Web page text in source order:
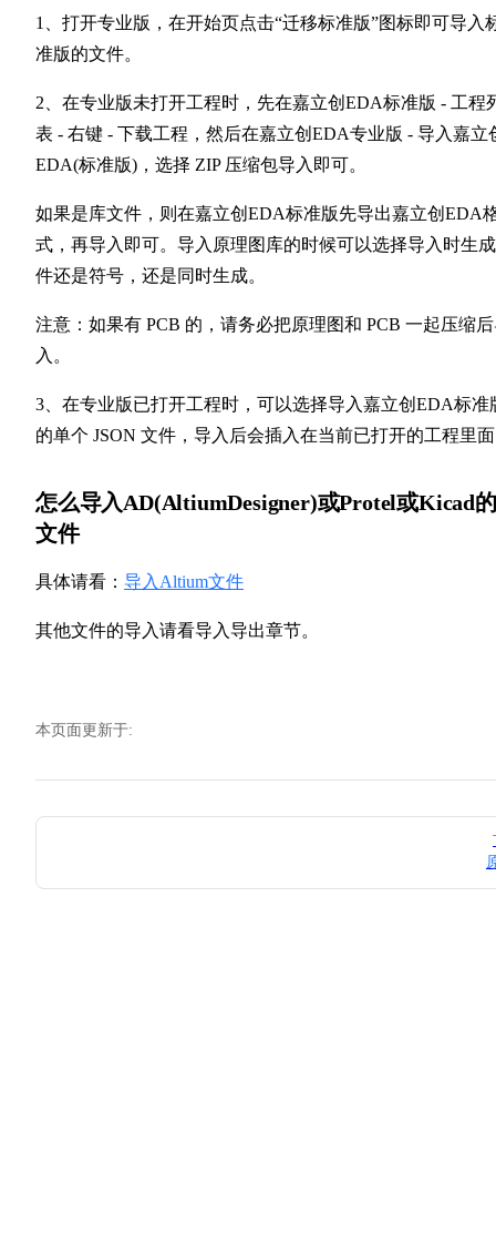
1、打开专业版，在开始页点击“迁移标准版”图标即可导入
准版的文件。
2、在专业版未打开工程时，先在嘉立创EDA标准版 - 工程
表 - 右键 - 下载工程，然后在嘉立创EDA专业版 - 导入嘉立
EDA(标准版)，选择 ZIP 压缩包导入即可。
如果是库文件，则在嘉立创EDA标准版先导出嘉立创EDA
式，再导入即可。导入原理图库的时候可以选择导入时生
件还是符号，还是同时生成。
注意：如果有 PCB 的，请务必把原理图和 PCB 一起压缩
入。
3、在专业版已打开工程时，可以选择导入嘉立创EDA标准
的单个 JSON 文件，导入后会插入在当前已打开的工程里
怎么导入AD(AltiumDesigner)或Protel或Kicad的
文件
具体请看： 导入Altium文件
其他文件的导入请看导入导出章节。
本页面更新于:
Pager